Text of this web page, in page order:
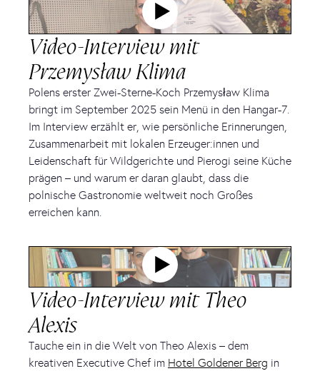
Video-Interview mit
Przemysław Klima
Polens erster Zwei-Sterne-Koch Przemysław Klima
bringt im September 2025 sein Menü in den Hangar-7.
Im Interview erzählt er, wie persönliche Erinnerungen,
Zusammenarbeit mit lokalen Erzeuger:innen und
Leidenschaft für Wildgerichte und Pierogi seine Küche
prägen – und warum er daran glaubt, dass die
polnische Gastronomie weltweit noch Großes
erreichen kann.
Video-Interview mit Theo
Alexis
Tauche ein in die Welt von Theo Alexis – dem
kreativen Executive Chef im Hotel Goldener Berg in